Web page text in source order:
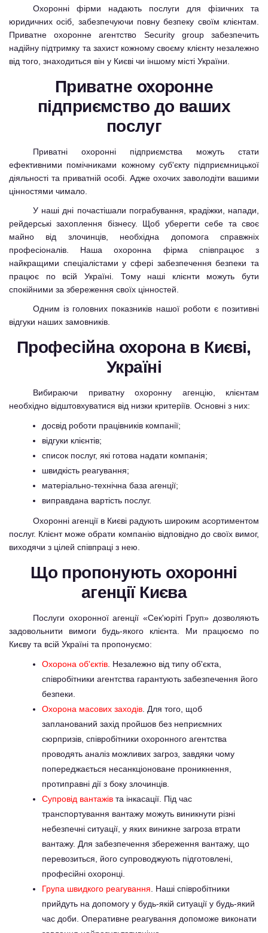
Охоронні фірми надають послуги для фізичних та
юридичних осіб, забезпечуючи повну безпеку своїм клієнтам.
Приватне охоронне агентство Security group забезпечить
надійну підтримку та захист кожному своєму клієнту незалежно
від того, знаходиться він у Києві чи іншому місті України.
Приватне охоронне
підприємство до ваших
послуг
Приватні охоронні підприємства можуть стати
ефективними помічниками кожному суб'єкту підприємницької
діяльності та приватній особі. Адже охочих заволодіти вашими
цінностями чимало.
У наші дні почастішали пограбування, крадіжки, напади,
рейдерські захоплення бізнесу. Щоб уберегти себе та своє
майно від злочинців, необхідна допомога справжніх
професіоналів. Наша охоронна фірма співпрацює з
найкращими спеціалістами у сфері забезпечення безпеки та
працює по всій Україні. Тому наші клієнти можуть бути
спокійними за збереження своїх цінностей.
Одним із головних показників нашої роботи є позитивні
відгуки наших замовників.
Професійна охорона в Києві,
Україні
Вибираючи приватну охоронну агенцію, клієнтам
необхідно відштовхуватися від низки критеріїв. Основні з них:
досвід роботи працівників компанії;
відгуки клієнтів;
список послуг, які готова надати компанія;
швидкість реагування;
матеріально-технічна база агенції;
виправдана вартість послуг.
Охоронні агенції в Києві радують широким асортиментом
послуг. Клієнт може обрати компанію відповідно до своїх вимог,
виходячи з цілей співпраці з нею.
Що пропонують охоронні
агенції Києва
Послуги охоронної агенції «Сек'юріті Груп» дозволяють
задовольнити вимоги будь-якого клієнта. Ми працюємо по
Києву та всій Україні та пропонуємо:
Охорона об'єктів. Незалежно від типу об'єкта,
співробітники агентства гарантують забезпечення його
безпеки.
Охорона масових заходів. Для того, щоб
запланований захід пройшов без неприємних
сюрпризів, співробітники охоронного агентства
проводять аналіз можливих загроз, завдяки чому
попереджається несанкціоноване проникнення,
протиправні дії з боку злочинців.
Супровід вантажів та інкасації. Під час
транспортування вантажу можуть виникнути різні
небезпечні ситуації, у яких виникне загроза втрати
вантажу. Для забезпечення збереження вантажу, що
перевозиться, його супроводжують підготовлені,
професійні охоронці.
Група швидкого реагування. Наші співробітники
прийдуть на допомогу у будь-якій ситуації у будь-який
час доби. Оперативне реагування допоможе виконати